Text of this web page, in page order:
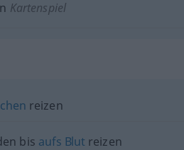
Kartenspiel
reizen
bis aufs Blut reizen